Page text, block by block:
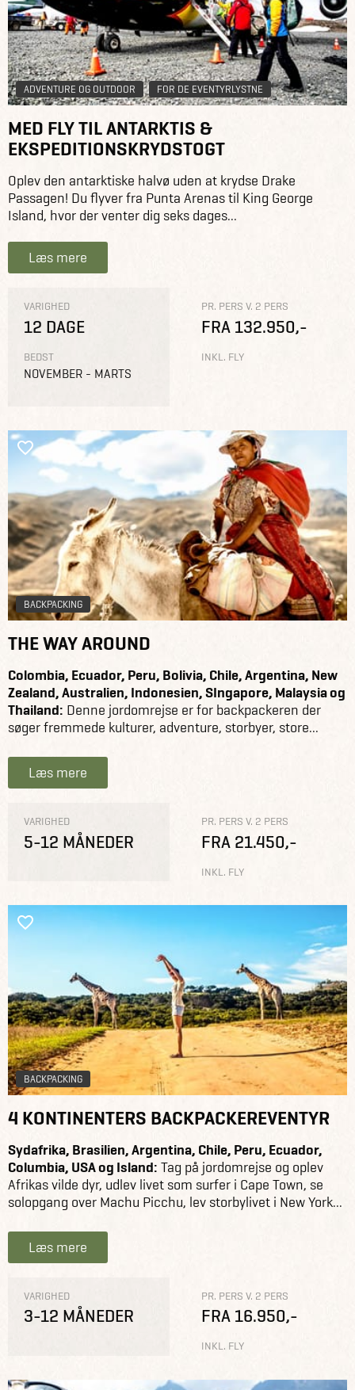
ADVENTURE OG OUTDOOR FOR DE EVENTYRLYSTNE
MED FLY TIL ANTARKTIS &
EKSPEDITIONSKRYDSTOGT
Oplev den antarktiske halvø uden at krydse Drake
Passagen! Du flyver fra Punta Arenas til King George
Island, hvor der venter dig seks dages...
Læs mere
VARIGHED
12 DAGE
BEDST
NOVEMBER - MARTS
PR. PERS V. 2 PERS
FRA 132.950,-
INKL. FLY
BACKPACKING
THE WAY AROUND
Colombia, Ecuador, Peru, Bolivia, Chile, Argentina, New
Zealand, Australien, Indonesien, SIngapore, Malaysia og
Thailand: Denne jordomrejse er for backpackeren der
søger fremmede kulturer, adventure, storbyer, store...
Læs mere
VARIGHED
5-12 MÅNEDER
PR. PERS V. 2 PERS
FRA 21.450,-
INKL. FLY
BACKPACKING
4 KONTINENTERS BACKPACKEREVENTYR
Sydafrika, Brasilien, Argentina, Chile, Peru, Ecuador,
Columbia, USA og Island: Tag på jordomrejse og oplev
Afrikas vilde dyr, udlev livet som surfer i Cape Town, se
solopgang over Machu Picchu, lev storbylivet i New York...
Læs mere
VARIGHED
3-12 MÅNEDER
PR. PERS V. 2 PERS
FRA 16.950,-
INKL. FLY